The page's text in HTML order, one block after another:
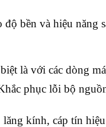
độ bền và hiệu năng
là với các dòng
phục lỗi bộ
lăng kính, cáp tín